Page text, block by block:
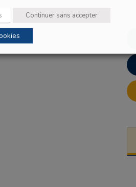
Continuer sans accepter